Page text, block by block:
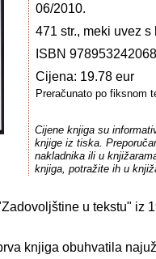
06/2010.
471 str., meki uvez s
ISBN
Cijena: 19.78 eur
Preračunato po fiksnom
Cijene knjiga su
knjige iz tiska.
nakladnika ili u
knjiga, potražite ih u
u tekstu" iz
knjiga obuhvatila